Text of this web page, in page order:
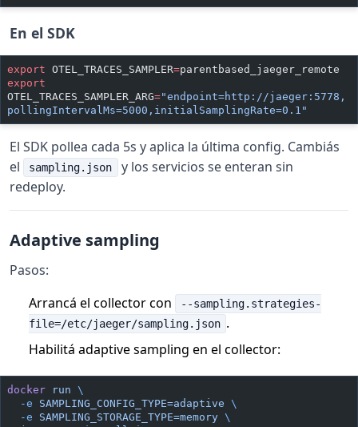
En el SDK
export OTEL_TRACES_SAMPLER=parentbased_jaeger_remote
export
OTEL_TRACES_SAMPLER_ARG="endpoint=http://jaeger:5778,
pollingIntervalMs=5000,initialSamplingRate=0.1"
El SDK pollea cada 5s y aplica la última config. Cambiás
el
sampling.json
y los servicios se enteran sin
redeploy.
Adaptive sampling
Pasos:
Arrancá el collector con
--sampling.strategies-
file=/etc/jaeger/sampling.json .
Habilitá adaptive sampling en el collector:
docker run \
  -e
SAMPLING_CONFIG_TYPE=adaptive \
  -e
SAMPLING_STORAGE_TYPE=memory \